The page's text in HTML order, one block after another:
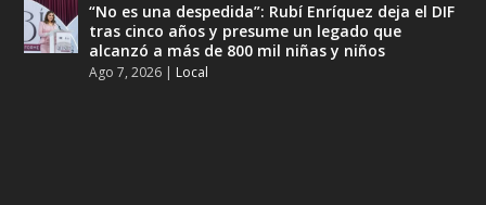
“No es una despedida”: Rubí Enríquez deja el DIF
tras cinco años y presume un legado que
alcanzó a más de 800 mil niñas y niños
Ago 7, 2026 Local